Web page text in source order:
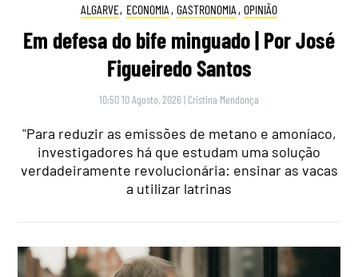
ALGARVE, ECONOMIA , GASTRONOMIA , OPINIÃO
Em defesa do bife minguado | Por José
Figueiredo Santos
10:50 10 Agosto, 2026 | Cristina Mendonça
"Para reduzir as emissões de metano e amoníaco,
investigadores há que estudam uma solução
verdadeiramente revolucionária: ensinar as vacas
a utilizar latrinas